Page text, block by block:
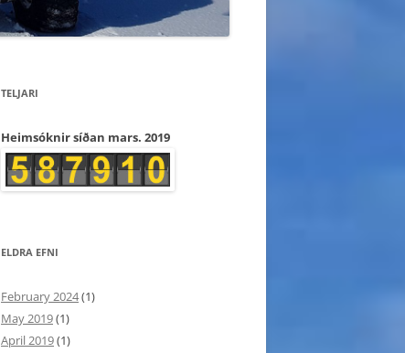
TELJARI
Heimsóknir síðan mars. 2019
ELDRA EFNI
February 2024(1)
May 2019(1)
April 2019(1)